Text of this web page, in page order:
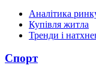
Аналітика
Купівля житла
Тренди і
Спорт